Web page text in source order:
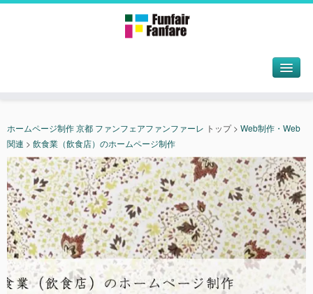
ホームページ制作 京都 ファンフェアファンファーレ トップ> Web制作・Web
関連 > 飲食業（飲食店）のホームページ制作